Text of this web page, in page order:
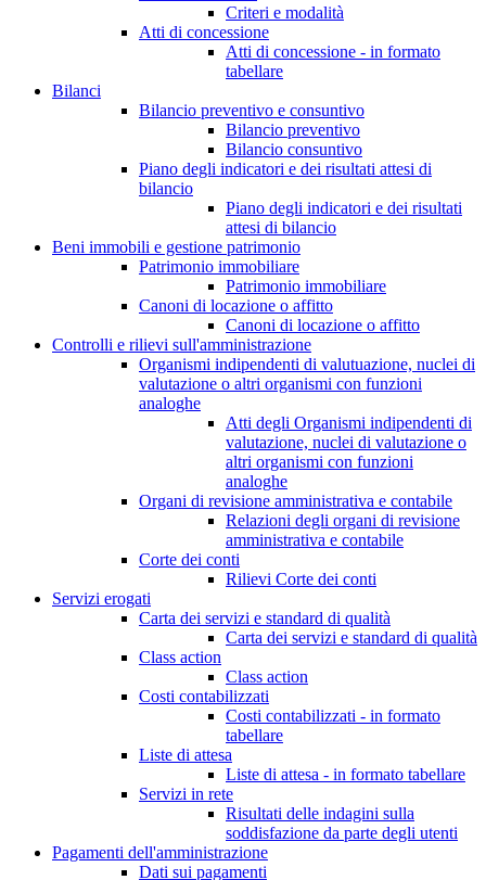
Criteri e modalità
Atti di concessione
Atti di concessione - in formato
tabellare
Bilanci
Bilancio preventivo e consuntivo
Bilancio preventivo
Bilancio consuntivo
Piano degli indicatori e dei risultati attesi di
bilancio
Piano degli indicatori e dei risultati
attesi di bilancio
Beni immobili e gestione patrimonio
Patrimonio immobiliare
Patrimonio immobiliare
Canoni di locazione o affitto
Canoni di locazione o affitto
Controlli e rilievi sull'amministrazione
Organismi indipendenti di valutuazione, nuclei di
valutazione o altri organismi con funzioni
analoghe
Atti degli Organismi indipendenti di
valutazione, nuclei di valutazione o
altri organismi con funzioni
analoghe
Organi di revisione amministrativa e contabile
Relazioni degli organi di revisione
amministrativa e contabile
Corte dei conti
Rilievi Corte dei conti
Servizi erogati
Carta dei servizi e standard di qualità
Carta dei servizi e standard di qualità
Class action
Class action
Costi contabilizzati
Costi contabilizzati - in formato
tabellare
Liste di attesa
Liste di attesa - in formato tabellare
Servizi in rete
Risultati delle indagini sulla
soddisfazione da parte degli utenti
Pagamenti dell'amministrazione
Dati sui pagamenti